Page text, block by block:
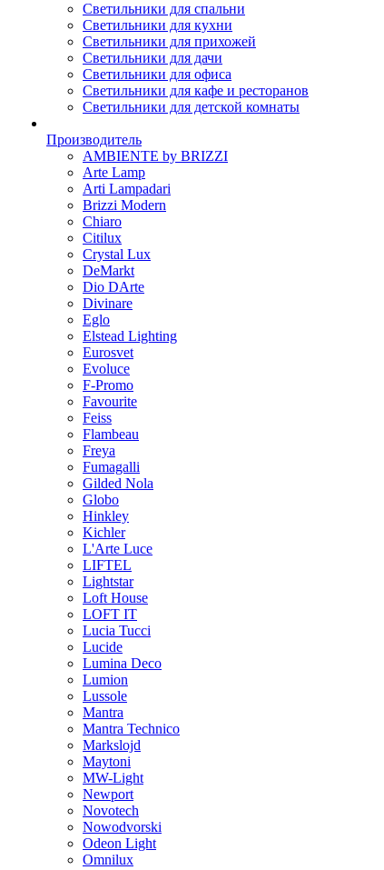
Светильники для спальни
Светильники для кухни
Светильники для прихожей
Светильники для дачи
Светильники для офиса
Светильники для кафе и ресторанов
Светильники для детской комнаты
Производитель
AMBIENTE by BRIZZI
Arte Lamp
Arti Lampadari
Brizzi Modern
Chiaro
Citilux
Crystal Lux
DeMarkt
Dio DArte
Divinare
Eglo
Elstead Lighting
Eurosvet
Evoluce
F-Promo
Favourite
Feiss
Flambeau
Freya
Fumagalli
Gilded Nola
Globo
Hinkley
Kichler
L'Arte Luce
LIFTEL
Lightstar
Loft House
LOFT IT
Lucia Tucci
Lucide
Lumina Deco
Lumion
Lussole
Mantra
Mantra Technico
Markslojd
Maytoni
MW-Light
Newport
Novotech
Nowodvorski
Odeon Light
Omnilux